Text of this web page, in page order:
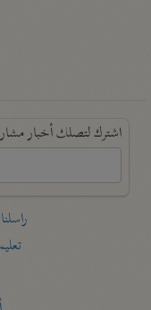
اشترك لتصلك أخبار
راسلنا